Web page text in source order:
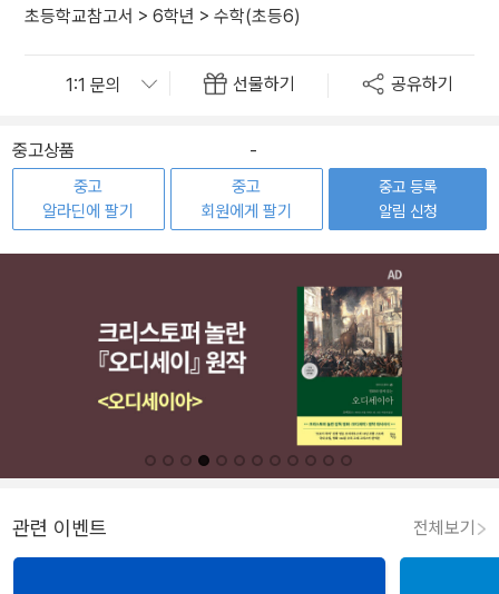
초등학교참고서 > 6학년 > 수학(초등6)
선물하기 공유하기
중고상품 -
중고
알라딘에 팔기
중고
회원에게 팔기
중고 등록
알림 신청
관련 이벤트 전체보기